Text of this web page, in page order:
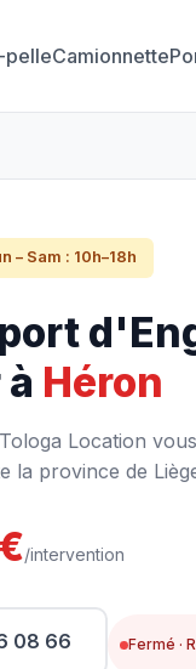
pelleCamionnette
– Sam : 10h–18h
Héron
Location
la province de
/intervention
08 66 Fermé ·